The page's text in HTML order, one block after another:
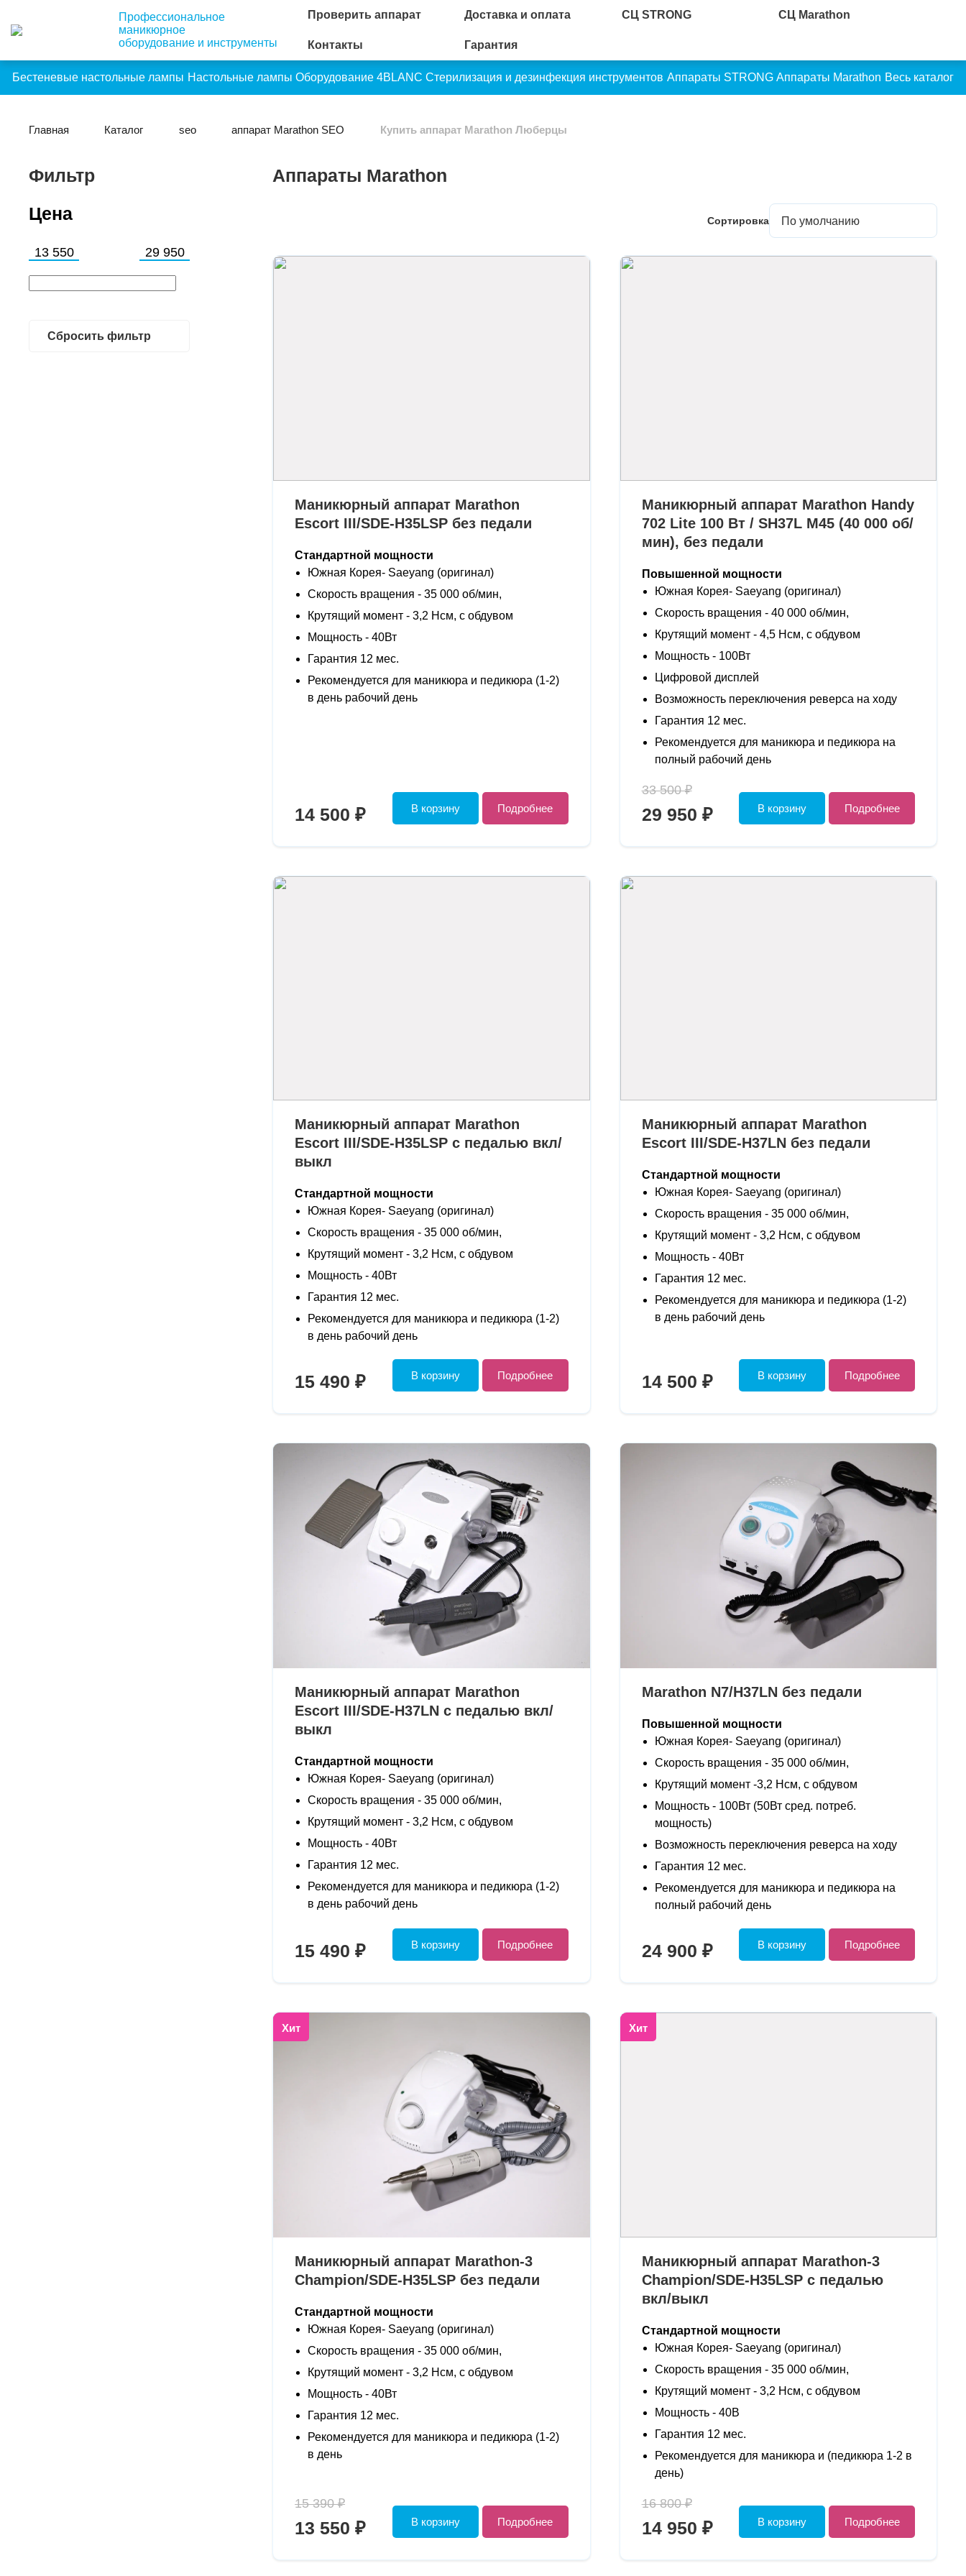
Профессиональное
маникюрное
оборудование и инструменты
Проверить аппарат Доставка и оплата СЦ STRONG СЦ Marathon
Контакты Гарантия
Бестеневые настольные лампы Настольные лампы Оборудование 4BLANC Стерилизация и дезинфекция инструментов Аппараты STRONG Аппараты Marathon Весь каталог
Главная Каталог seo аппарат Marathon SEO Купить аппарат Marathon Люберцы
Фильтр
Аппараты Marathon
Цена
Сбросить фильтр
Сортировка
Маникюрный аппарат Marathon
Escort III/SDE-H35LSP без педали
Стандартной мощности
Южная Корея- Saeyang (оригинал)
Скорость вращения - 35 000 об/мин,
Крутящий момент - 3,2 Нсм, с обдувом
Мощность - 40Вт
Гарантия 12 мес.
Рекомендуется для маникюра и педикюра (1-2)
в день рабочий день
14 500 ₽ В корзину Подробнее
Маникюрный аппарат Marathon Handy
702 Lite 100 Вт / SH37L M45 (40 000 об/
мин), без педали
Повышенной мощности
Южная Корея- Saeyang (оригинал)
Скорость вращения - 40 000 об/мин,
Крутящий момент - 4,5 Нсм, с обдувом
Мощность - 100Вт
Цифровой дисплей
Возможность переключения реверса на ходу
Гарантия 12 мес.
Рекомендуется для маникюра и педикюра на
полный рабочий день
33 500 ₽
29 950 ₽ В корзину Подробнее
Маникюрный аппарат Marathon
Escort III/SDE-H35LSP с педалью вкл/
выкл
Стандартной мощности
Южная Корея- Saeyang (оригинал)
Скорость вращения - 35 000 об/мин,
Крутящий момент - 3,2 Нсм, с обдувом
Мощность - 40Вт
Гарантия 12 мес.
Рекомендуется для маникюра и педикюра (1-2)
в день рабочий день
15 490 ₽ В корзину Подробнее
Маникюрный аппарат Marathon
Escort III/SDE-H37LN без педали
Стандартной мощности
Южная Корея- Saeyang (оригинал)
Скорость вращения - 35 000 об/мин,
Крутящий момент - 3,2 Нсм, с обдувом
Мощность - 40Вт
Гарантия 12 мес.
Рекомендуется для маникюра и педикюра (1-2)
в день рабочий день
14 500 ₽ В корзину Подробнее
Маникюрный аппарат Marathon
Escort III/SDE-H37LN с педалью вкл/
выкл
Стандартной мощности
Южная Корея- Saeyang (оригинал)
Скорость вращения - 35 000 об/мин,
Крутящий момент - 3,2 Нсм, с обдувом
Мощность - 40Вт
Гарантия 12 мес.
Рекомендуется для маникюра и педикюра (1-2)
в день рабочий день
15 490 ₽ В корзину Подробнее
Marathon N7/H37LN без педали
Повышенной мощности
Южная Корея- Saeyang (оригинал)
Скорость вращения - 35 000 об/мин,
Крутящий момент -3,2 Нсм, с обдувом
Мощность - 100Вт (50Вт сред. потреб.
мощность)
Возможность переключения реверса на ходу
Гарантия 12 мес.
Рекомендуется для маникюра и педикюра на
полный рабочий день
24 900 ₽ В корзину Подробнее
Хит
Маникюрный аппарат Marathon-3
Champion/SDE-H35LSP без педали
Стандартной мощности
Южная Корея- Saeyang (оригинал)
Скорость вращения - 35 000 об/мин,
Крутящий момент - 3,2 Нсм, с обдувом
Мощность - 40Вт
Гарантия 12 мес.
Рекомендуется для маникюра и педикюра (1-2)
в день
15 390 ₽
13 550 ₽ В корзину Подробнее
Хит
Маникюрный аппарат Marathon-3
Champion/SDE-H35LSP с педалью
вкл/выкл
Стандартной мощности
Южная Корея- Saeyang (оригинал)
Скорость вращения - 35 000 об/мин,
Крутящий момент - 3,2 Нсм, с обдувом
Мощность - 40В
Гарантия 12 мес.
Рекомендуется для маникюра и (педикюра 1-2 в
день)
16 800 ₽
14 950 ₽ В корзину Подробнее